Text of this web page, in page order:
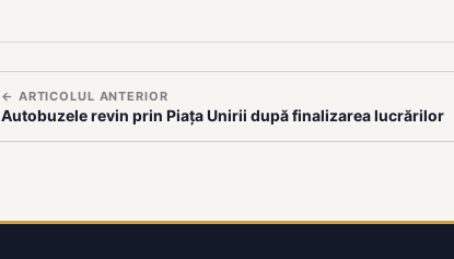
← ARTICOLUL ANTERIOR
Autobuzele revin prin Piața Unirii după finalizarea lucrărilor